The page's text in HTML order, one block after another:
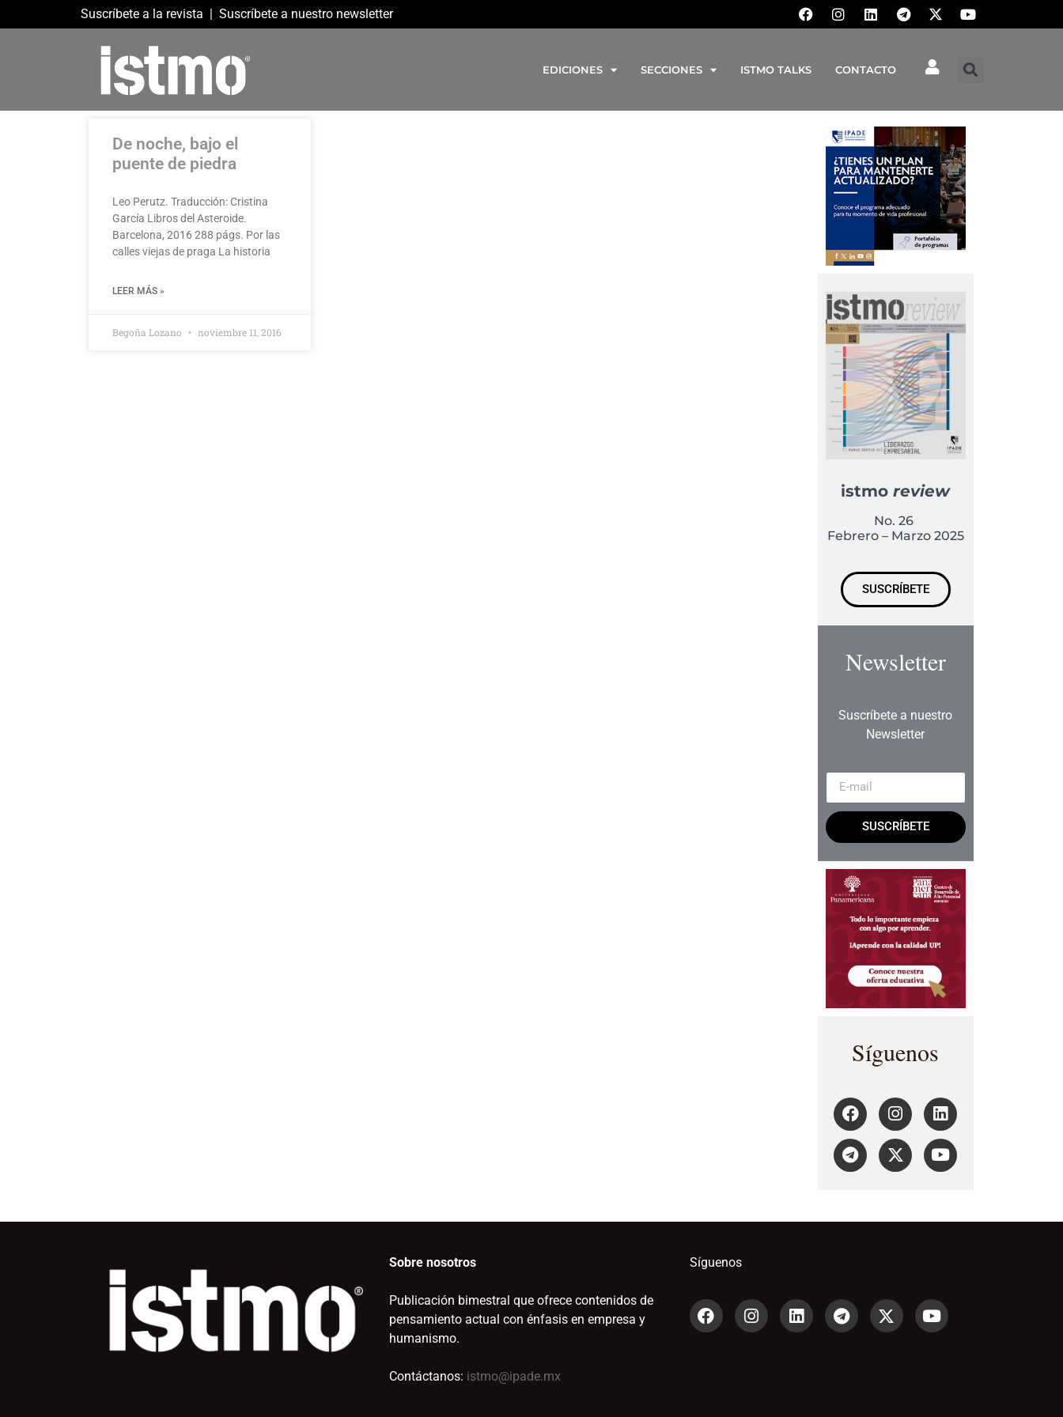
Suscríbete a la revista | Suscríbete a nuestro newsletter
EDICIONES SECCIONES ISTMO TALKS CONTACTO
De noche, bajo el
puente de piedra
Leo Perutz. Traducción: Cristina
García Libros del Asteroide.
Barcelona, 2016 288 págs. Por las
calles viejas de praga La historia
LEER MÁS »
Begoña Lozano noviembre 11, 2016
istmoreview
No. 26
Febrero – Marzo 2025
SUSCRÍBETE
Newsletter
Suscríbete a nuestro
Newsletter
SUSCRÍBETE
Síguenos
Sobre nosotros
Publicación bimestral que ofrece contenidos de
pensamiento actual con énfasis en empresa y
humanismo.
Contáctanos: istmo@ipade.mx
Síguenos